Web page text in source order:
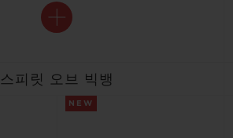
스피릿 오브 빅뱅
NEW